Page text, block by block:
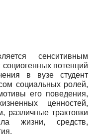
сенситивным
потенций
в вузе студент
социальных ролей,
его поведения,
ценностей,
различные трактовки
жизни, средств,